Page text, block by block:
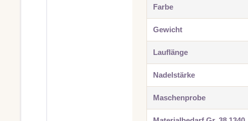
Farbe
Gewicht
Lauflänge
Nadelstärke
Maschenprobe